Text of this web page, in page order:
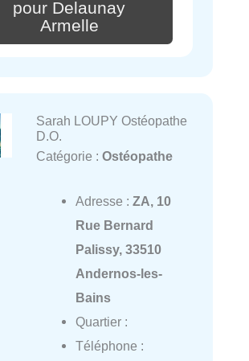
pour Delaunay
Armelle
Sarah LOUPY Ostéopathe
D.O.
Catégorie : Ostéopathe
Adresse : ZA, 10
Rue Bernard
Palissy, 33510
Andernos-les-
Bains
Quartier :
Téléphone :